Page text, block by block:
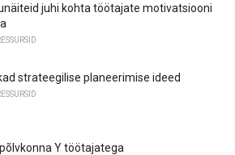
juhi kohta töötajate motivatsiooni
strateegilise planeerimise ideed
Y töötajatega